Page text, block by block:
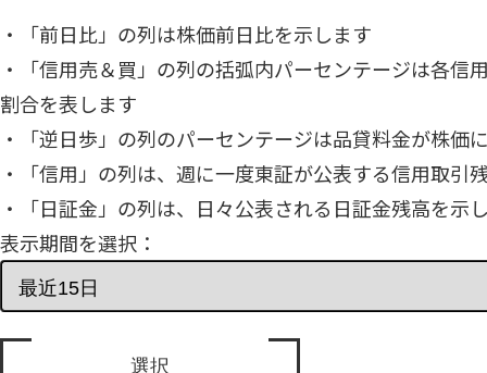
・「前日比」の列は株価前日比を示します
・「信用売＆買」の列の括弧内パーセンテージは各信
割合を表します
・「逆日歩」の列のパーセンテージは品貸料金が株価
・「信用」の列は、週に一度東証が公表する信用取引
・「日証金」の列は、日々公表される日証金残高を示
表示期間を選択：